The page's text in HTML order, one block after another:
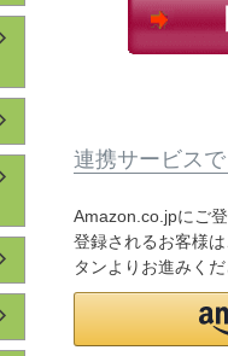
連携サービス
Amazon.co.jpにご
登録されるお客様
タンよりお進みくだ